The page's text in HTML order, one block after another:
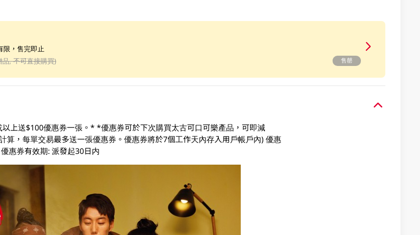
限，售完即止
, 不可直接購買) 售罄
上送$100優惠券一張。* *優惠券可於下次購買太古可口可樂產品，可即減
算，每單交易最多送一張優惠券。優惠券將於7個工作天內存入用戶帳戶內) 優惠
惠券有效期: 派發起30日内